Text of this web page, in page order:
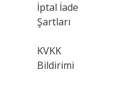
İptal İade
Şartları
KVKK
Bildirimi